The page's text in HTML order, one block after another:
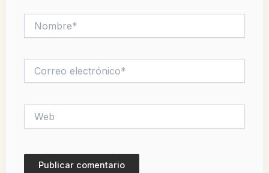
electrónico*